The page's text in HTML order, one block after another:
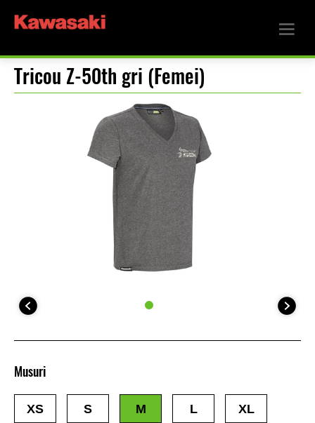
Tricou Z-50th gri (Femei)
Musuri
XS S M L XL